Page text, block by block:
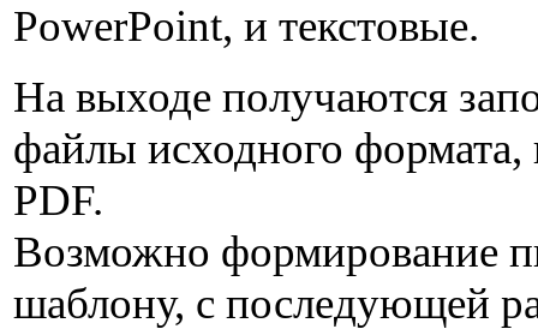
PowerPoint, и текстовые.
На выходе получаются
файлы исходного формата,
PDF.
Возможно формирование
шаблону, с последующей